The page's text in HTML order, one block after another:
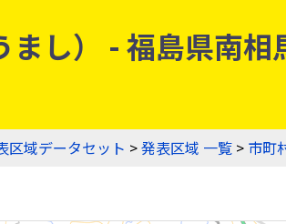
まし） - 福島県南
区域データセット >発表区域 一覧 > 市町